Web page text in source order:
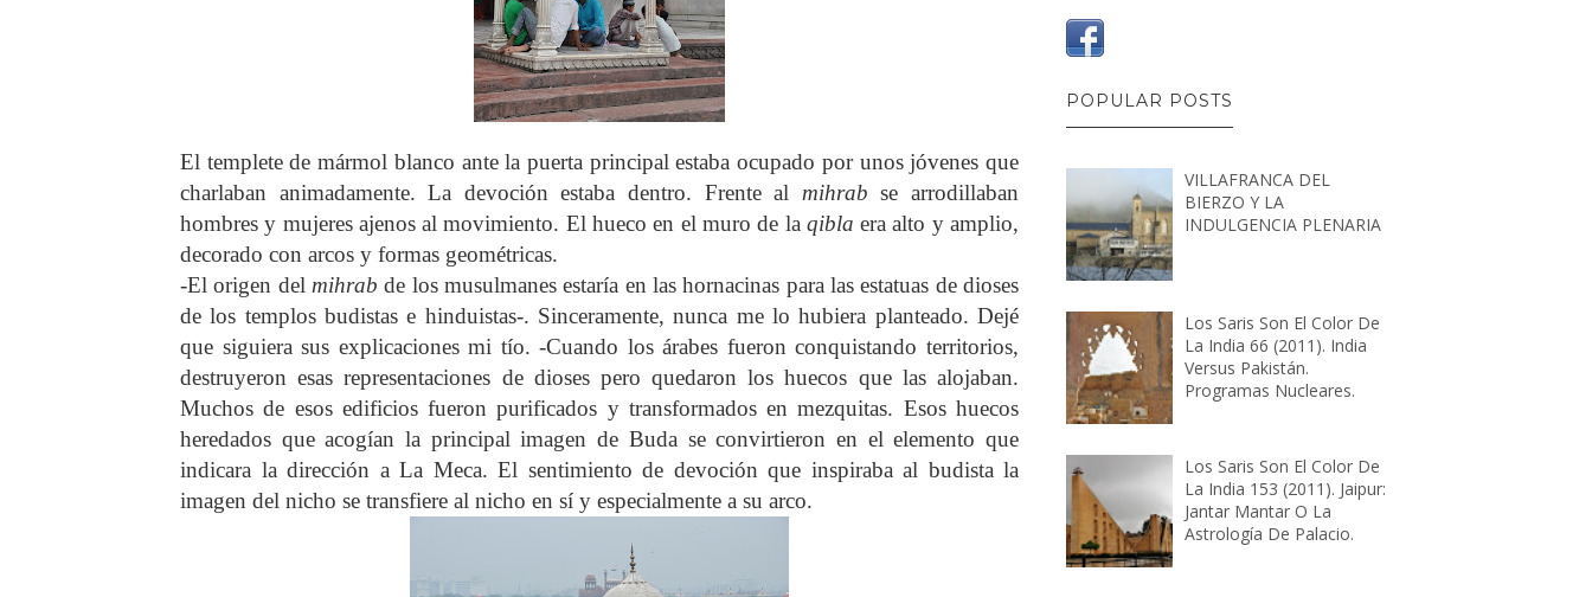
El templete de mármol blanco ante la puerta principal estaba ocupado por unos jóvenes que
charlaban animadamente. La devoción estaba dentro. Frente al mihrab se arrodillaban
hombres y mujeres ajenos al movimiento. El hueco en el muro de la qibla era alto y amplio,
decorado con arcos y formas geométricas.
-El origen del mihrab de los musulmanes estaría en las hornacinas para las estatuas de dioses
de los templos budistas e hinduistas-. Sinceramente, nunca me lo hubiera planteado. Dejé
que siguiera sus explicaciones mi tío. -Cuando los árabes fueron conquistando territorios,
destruyeron esas representaciones de dioses pero quedaron los huecos que las alojaban.
Muchos de esos edificios fueron purificados y transformados en mezquitas. Esos huecos
heredados que acogían la principal imagen de Buda se convirtieron en el elemento que
indicara la dirección a La Meca. El sentimiento de devoción que inspiraba al budista la
imagen del nicho se transfiere al nicho en sí y especialmente a su arco.
POPULAR POSTS
VILLAFRANCA DEL
BIERZO Y LA
INDULGENCIA PLENARIA
Los Saris Son El Color De
La India 66 (2011). India
Versus Pakistán.
Programas Nucleares.
Los Saris Son El Color De
La India 153 (2011). Jaipur:
Jantar Mantar O La
Astrología De Palacio.